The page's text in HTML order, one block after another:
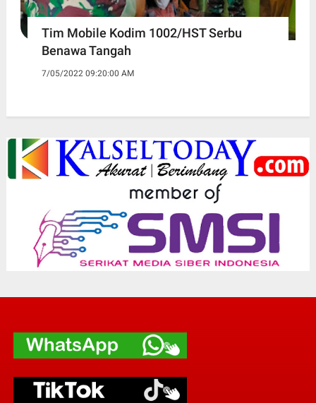
Tim Mobile Kodim 1002/HST Serbu
Benawa Tangah
7/05/2022 09:20:00 AM